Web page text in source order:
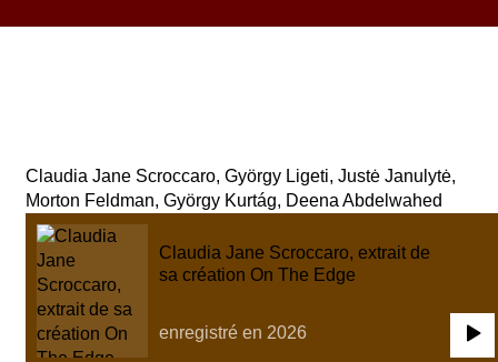
Claudia Jane Scroccaro, György Ligeti, Justė Janulytė,
Morton Feldman, György Kurtág, Deena Abdelwahed
Claudia Jane Scroccaro, extrait de
sa création On The Edge
enregistré en 2026